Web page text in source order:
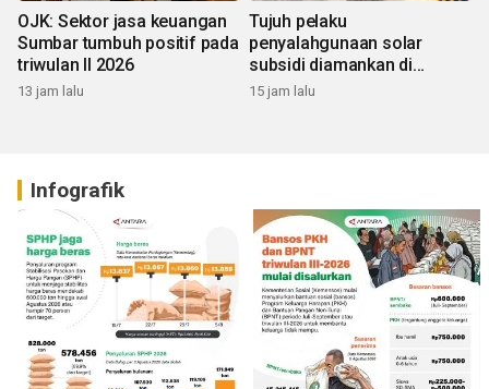
OJK: Sektor jasa keuangan
Sumbar tumbuh positif pada
triwulan II 2026
13 jam lalu
Tujuh pelaku
penyalahgunaan solar
subsidi diamankan di
Sumbar
15 jam lalu
Infografik